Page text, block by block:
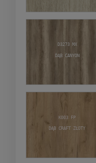
Dąb Canyon
D3273 MX
Dąb craft złoty
K003 FP